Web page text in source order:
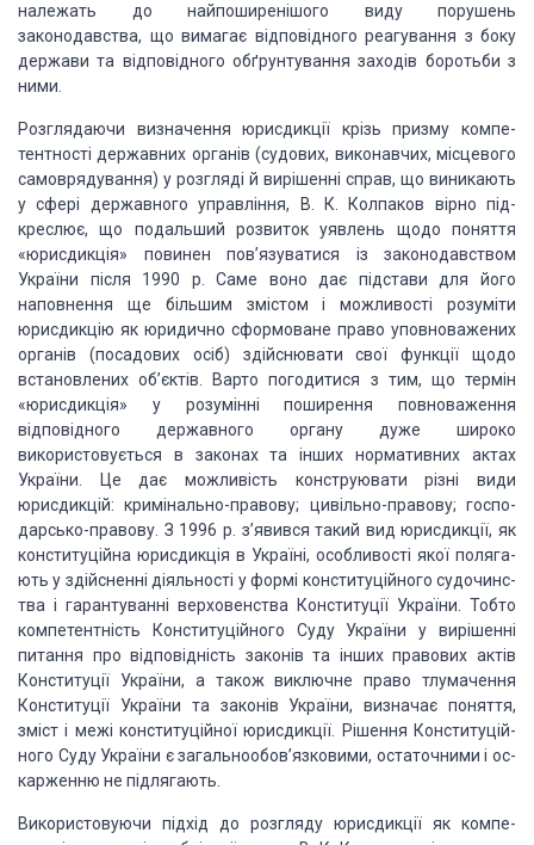
належать до найпоширенішо­го виду порушень
законодавства, що вимагає відповідного реа­гування з боку
держави та відповідного обґрунтування заходів боротьби з
ними.
Розглядаючи визначення юрисдикції крізь призму компе­
тентності державних органів (судових, виконавчих, місцевого
самоврядування) у розгляді й вирішенні справ, що виникають
у сфері державного управління, В. К. Колпаков вірно під­
креслює, що подальший розвиток уявлень щодо поняття
«юрисдикція» повинен пов’язуватися із законодавством
Украї­ни після 1990 р. Саме воно дає підстави для його
наповнення ще більшим змістом і можливості розуміти
юрисдикцію як юридично сформоване право уповноважених
органів (посадо­вих осіб) здійснювати свої функції щодо
встановлених об’єктів. Варто погодитися з тим, що термін
«юрисдикція» у розумінні поширення повноваження
відповідного державного органу дуже широко
використовується в законах та інших норматив­них актах
України. Це дає можливість конструювати різні види
юрисдикцій: кримінально-правову; цивільно-правову; госпо­
дарсько-правову. З 1996 р. з’явився такий вид юрисдикції, як
конституційна юрисдикція в Україні, особливості якої поляга­
ють у здійсненні діяльності у формі конституційного судочинс­
тва і гарантуванні верховенства Конституції України. Тобто
компетентність Конституційного Суду України у вирішенні
питання про відповідність законів та інших правових актів
Конституції України, а також виключне право тлумачення
Конституції України та законів України, визначає поняття,
зміст і межі конституційної юрисдикції. Рішення Конституцій­
ного СудуУкраїни є загальнообов’язковими, остаточними і ос­
карженню не підлягають.
Використовуючи підхід до розгляду юрисдикції як компе­